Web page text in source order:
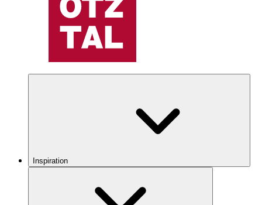
Inspiration